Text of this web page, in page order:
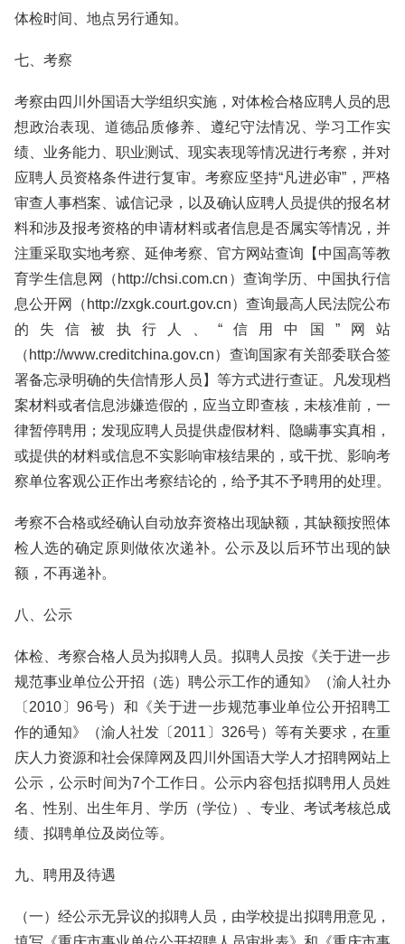
体检时间、地点另行通知。
七、考察
考察由四川外国语大学组织实施，对体检合格应聘人员的思
想政治表现、道德品质修养、遵纪守法情况、学习工作实
绩、业务能力、职业测试、现实表现等情况进行考察，并对
应聘人员资格条件进行复审。考察应坚持“凡进必审”，严格
审查人事档案、诚信记录，以及确认应聘人员提供的报名材
料和涉及报考资格的申请材料或者信息是否属实等情况，并
注重采取实地考察、延伸考察、官方网站查询【中国高等教
育学生信息网（http://chsi.com.cn）查询学历、中国执行信
息公开网（http://zxgk.court.gov.cn）查询最高人民法院公布
的失信被执行人、“信用中国”网站
（http://www.creditchina.gov.cn）查询国家有关部委联合签
署备忘录明确的失信情形人员】等方式进行查证。凡发现档
案材料或者信息涉嫌造假的，应当立即查核，未核准前，一
律暂停聘用；发现应聘人员提供虚假材料、隐瞒事实真相，
或提供的材料或信息不实影响审核结果的，或干扰、影响考
察单位客观公正作出考察结论的，给予其不予聘用的处理。
考察不合格或经确认自动放弃资格出现缺额，其缺额按照体
检人选的确定原则做依次递补。公示及以后环节出现的缺
额，不再递补。
八、公示
体检、考察合格人员为拟聘人员。拟聘人员按《关于进一步
规范事业单位公开招（选）聘公示工作的通知》（渝人社办
〔2010〕96号）和《关于进一步规范事业单位公开招聘工
作的通知》（渝人社发〔2011〕326号）等有关要求，在重
庆人力资源和社会保障网及四川外国语大学人才招聘网站上
公示，公示时间为7个工作日。公示内容包括拟聘用人员姓
名、性别、出生年月、学历（学位）、专业、考试考核总成
绩、拟聘单位及岗位等。
九、聘用及待遇
（一）经公示无异议的拟聘人员，由学校提出拟聘用意见，